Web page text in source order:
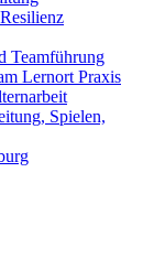
Teamführung
Lernort Praxis
Spielen,